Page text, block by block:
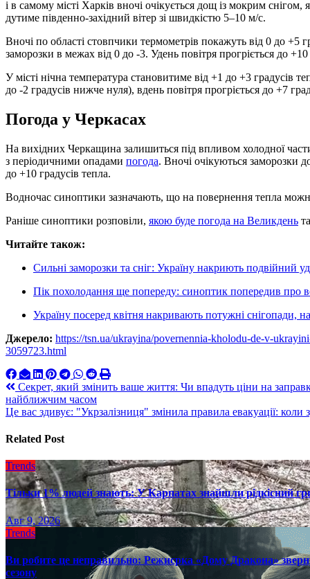
і в самому місті Харків вночі очікується дощ із мокрим
дутиме південно-західний вітер зі швидкістю 5–10 м/с.
Вночі по області стовпчики термометрів покажуть від 0 до +5
заморозки в межах від 0 до -3. Удень повітря прогріється до
У місті нічна температура становитиме від +1 до +3 градусів
до -2 градусів нижче нуля), вдень повітря прогріється до +7
Погода у Черкасах
На вихідних Черкащина залишиться під впливом холодної
з періодичними опадами погода. Вночі очікуються заморозки
до +10 градусів тепла.
Водночас синоптики зазначають, що на повернення тепла
Раніше синоптики розповіли, якою буде погода на Великдень
Читайте також:
Сильні заморозки та сніг: Україну накриють подвійний
Пік похолодання ще попереду: синоптик попередив про
Україну посеред квітня накривають потужні снігопади,
Джерело: https://tsn.ua/ukrayina/povernennia-kholodu-de-v-
3059723.html
Навигация
по
Секрет, який змінить ваше життя: Чи впадуть ціни на
найближчим часом
Це вас здивує: "Укрзалізниця" змінила правила евакуації:
Related Post
Trends
Тільки 1% людей знають: У Карпатах знайшли рідкісний
Авг 9, 2026
Trends
Ви робите це неправильно: Режисрка «Дому Дракона»
сезону